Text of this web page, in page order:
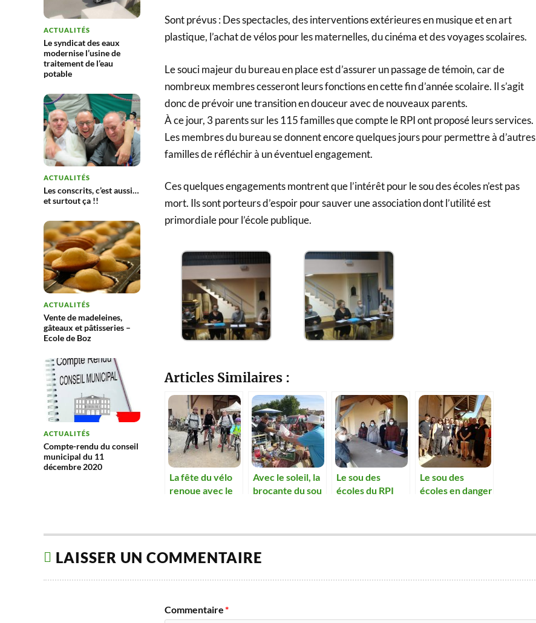
ACTUALITÉS
Le syndicat des eaux
modernise l’usine de
traitement de l’eau
potable
ACTUALITÉS
Les conscrits, c’est aussi…
et surtout ça !!
ACTUALITÉS
Vente de madeleines,
gâteaux et pâtisseries –
Ecole de Boz
ACTUALITÉS
Compte-rendu du conseil
municipal du 11
décembre 2020
Sont prévus : Des spectacles, des interventions extérieures en musique et en art
plastique, l’achat de vélos pour les maternelles, du cinéma et des voyages scolaires.
Le souci majeur du bureau en place est d’assurer un passage de témoin, car de
nombreux membres cesseront leurs fonctions en cette fin d’année scolaire. Il s’agit
donc de prévoir une transition en douceur avec de nouveaux parents.
À ce jour, 3 parents sur les 115 familles que compte le RPI ont proposé leurs services.
Les membres du bureau se donnent encore quelques jours pour permettre à d’autres
familles de réfléchir à un éventuel engagement.
Ces quelques engagements montrent que l’intérêt pour le sou des écoles n’est pas
mort. Ils sont porteurs d’espoir pour sauver une association dont l’utilité est
primordiale pour l’école publique.
Articles Similaires :
La fête du vélo
renoue avec le
Avec le soleil, la
brocante du sou
Le sou des
écoles du RPI
Le sou des
écoles en danger
LAISSER UN COMMENTAIRE
Commentaire*